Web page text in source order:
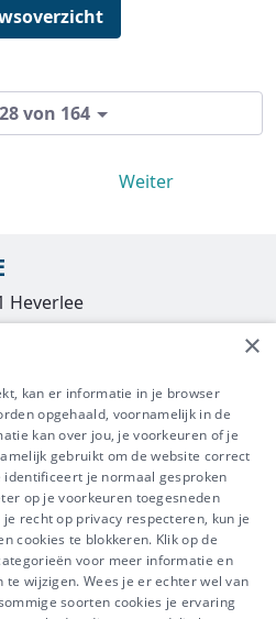
von 164
Weiter
Heverlee
612 044
maakt deel uit van Groep
×
kan er informatie in je browser
opgehaald, voornamelijk in de
kan over jou, je voorkeuren of je
gebruikt om de website correct
je normaal gesproken
op je voorkeuren toegesneden
recht op privacy respecteren, kun je
cookies te blokkeren. Klik op de
voor meer informatie en
wijzigen. Wees je er echter wel van
soorten cookies je ervaring